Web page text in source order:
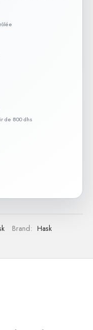
de 800 dhs
Brand: Hask